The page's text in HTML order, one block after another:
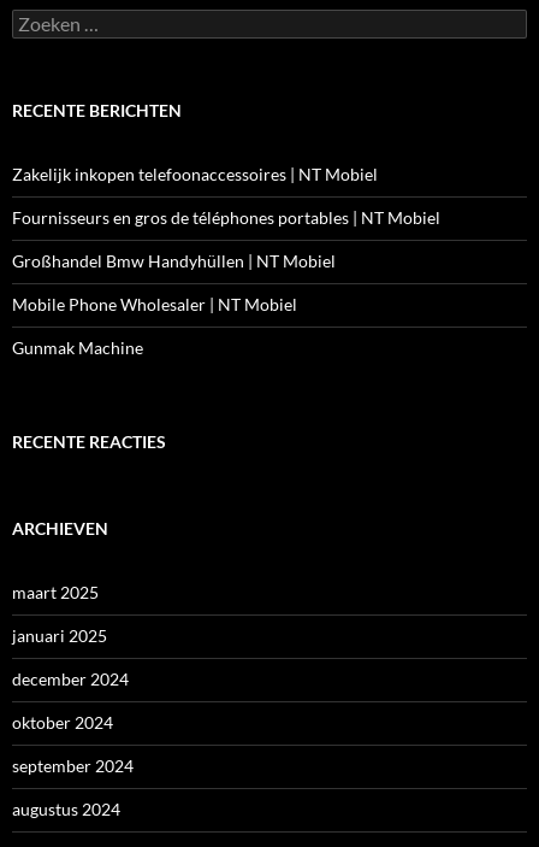
Zoeken
naar:
RECENTE BERICHTEN
Zakelijk inkopen telefoonaccessoires | NT Mobiel
Fournisseurs en gros de téléphones portables | NT Mobiel
Großhandel Bmw Handyhüllen | NT Mobiel
Mobile Phone Wholesaler | NT Mobiel
Gunmak Machine
RECENTE REACTIES
ARCHIEVEN
maart 2025
januari 2025
december 2024
oktober 2024
september 2024
augustus 2024